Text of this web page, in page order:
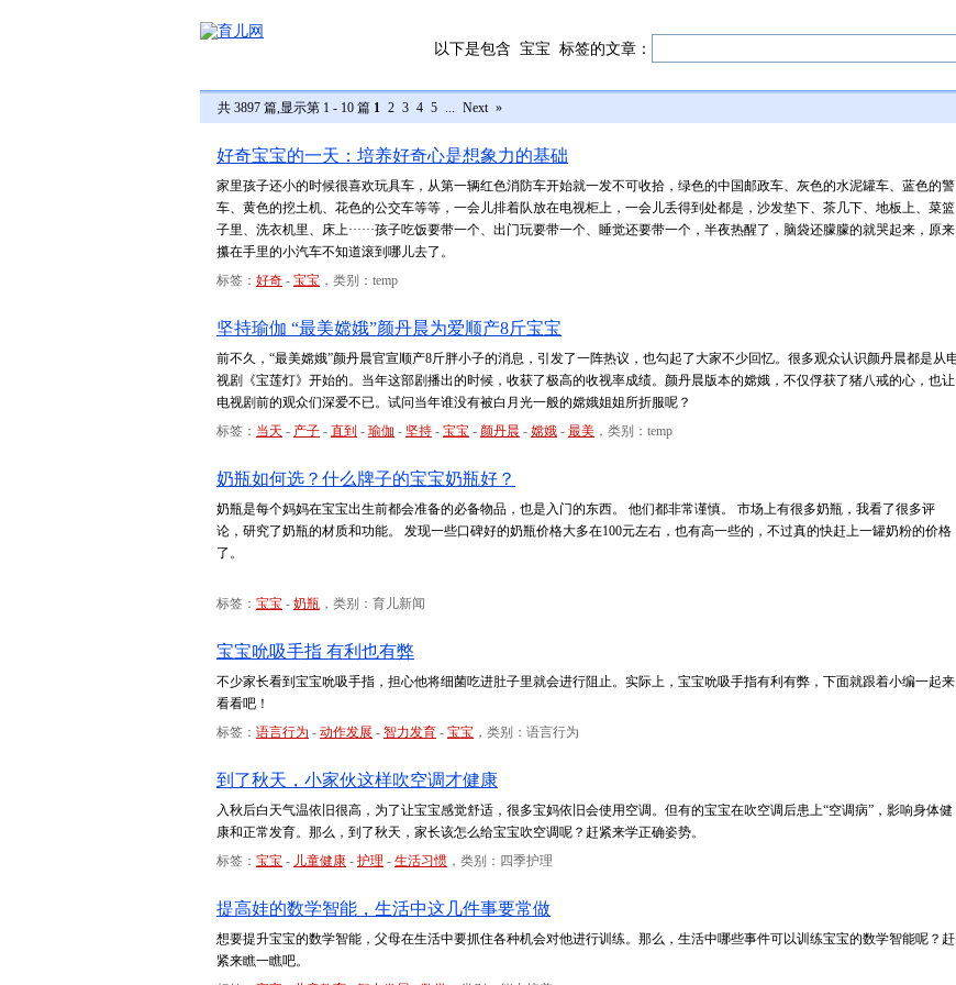
以下是包含 宝宝 标签的文章：
共 3897 篇,显示第 1 - 10 篇 1 2 3 4 5 ... Next »
好奇宝宝的一天：培养好奇心是想象力的基础
家里孩子还小的时候很喜欢玩具车，从第一辆红色消防车开始就一发不可收拾，绿色的中国邮政车、灰色的水泥罐车、蓝色的警
车、黄色的挖土机、花色的公交车等等，一会儿排着队放在电视柜上，一会儿丢得到处都是，沙发垫下、茶几下、地板上、菜篮
子里、洗衣机里、床上······孩子吃饭要带一个、出门玩要带一个、睡觉还要带一个，半夜热醒了，脑袋还朦朦的就哭起来，原来
攥在手里的小汽车不知道滚到哪儿去了。
标签： 好奇 - 宝宝 ，类别：temp
坚持瑜伽 “最美嫦娥”颜丹晨为爱顺产8斤宝宝
前不久，“最美嫦娥”颜丹晨官宣顺产8斤胖小子的消息，引发了一阵热议，也勾起了大家不少回忆。很多观众认识颜丹晨都是从
视剧《宝莲灯》开始的。当年这部剧播出的时候，收获了极高的收视率成绩。颜丹晨版本的嫦娥，不仅俘获了猪八戒的心，也让
电视剧前的观众们深爱不已。试问当年谁没有被白月光一般的嫦娥姐姐所折服呢？
标签： 当天 - 产子 - 直到 - 瑜伽 - 坚持 - 宝宝 - 颜丹晨 - 嫦娥 - 最美 ，类别：temp
奶瓶如何选？什么牌子的宝宝奶瓶好？
奶瓶是每个妈妈在宝宝出生前都会准备的必备物品，也是入门的东西。 他们都非常谨慎。 市场上有很多奶瓶，我看了很多评
论，研究了奶瓶的材质和功能。 发现一些口碑好的奶瓶价格大多在100元左右，也有高一些的，不过真的快赶上一罐奶粉的价格
了。
标签： 宝宝 - 奶瓶 ，类别：育儿新闻
宝宝吮吸手指 有利也有弊
不少家长看到宝宝吮吸手指，担心他将细菌吃进肚子里就会进行阻止。实际上，宝宝吮吸手指有利有弊，下面就跟着小编一起来
看看吧！
标签： 语言行为 - 动作发展 - 智力发育 - 宝宝 ，类别：语言行为
到了秋天，小家伙这样吹空调才健康
入秋后白天气温依旧很高，为了让宝宝感觉舒适，很多宝妈依旧会使用空调。但有的宝宝在吹空调后患上“空调病”，影响身体健
康和正常发育。那么，到了秋天，家长该怎么给宝宝吹空调呢？赶紧来学正确姿势。
标签： 宝宝 - 儿童健康 - 护理 - 生活习惯 ，类别：四季护理
提高娃的数学智能，生活中这几件事要常做
想要提升宝宝的数学智能，父母在生活中要抓住各种机会对他进行训练。那么，生活中哪些事件可以训练宝宝的数学智能呢？赶
紧来瞧一瞧吧。